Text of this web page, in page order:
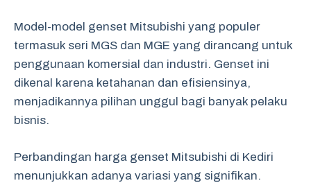
Model-model genset Mitsubishi yang populer
termasuk seri MGS dan MGE yang dirancang untuk
penggunaan komersial dan industri. Genset ini
dikenal karena ketahanan dan efisiensinya,
menjadikannya pilihan unggul bagi banyak pelaku
bisnis.
Perbandingan harga genset Mitsubishi di Kediri
menunjukkan adanya variasi yang signifikan.